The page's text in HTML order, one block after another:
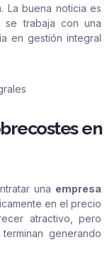
La buena noticia es
trabaja con una
en gestión integral
en
una empresa
en el precio
atractivo, pero
generando